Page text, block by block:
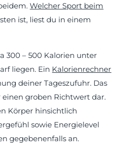
Welcher Sport beim
ist, liest du in einem
300 – 500 Kalorien unter
liegen. Ein Kalorienrechner
deiner Tageszufuhr. Das
groben Richtwert dar.
Körper hinsichtlich
sowie Energielevel
gegebenenfalls an.